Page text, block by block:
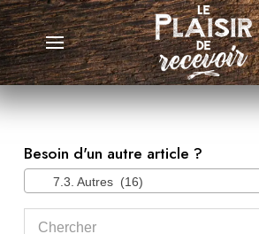
Besoin d'un autre article ?
7.3. Autres (16)